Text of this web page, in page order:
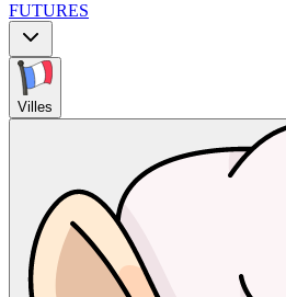
FUTURES
Villes